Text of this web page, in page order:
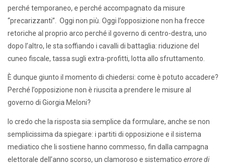
perché temporaneo, e perché accompagnato da misure
“precarizzanti”. Oggi non più. Oggi l’opposizione non ha frecce
retoriche al proprio arco perché il governo di centro-destra, uno
dopo l’altro, le sta soffiando i cavalli di battaglia: riduzione del
cuneo fiscale, tassa sugli extra-profitti, lotta allo sfruttamento.
È dunque giunto il momento di chiedersi: come è potuto accadere?
Perché l’opposizione non è riuscita a prendere le misure al
governo di Giorgia Meloni?
Io credo che la risposta sia semplice da formulare, anche se non
semplicissima da spiegare: i partiti di opposizione e il sistema
mediatico che li sostiene hanno commesso, fin dalla campagna
elettorale dell’anno scorso, un clamoroso e sistematico errore di